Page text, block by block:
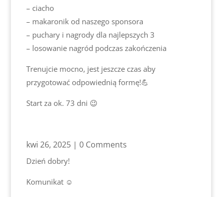
– ciacho
– makaronik od naszego sponsora
– puchary i nagrody dla najlepszych 3
– losowanie nagród podczas zakończenia
Trenujcie mocno, jest jeszcze czas aby
przygotować odpowiednią formę!💪
Start za ok. 73 dni 😉
kwi 26, 2025| 0 Comments
Dzień dobry!
Komunikat ☺️